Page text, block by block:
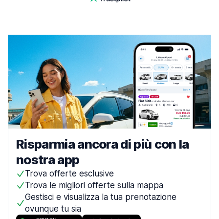
Risparmia ancora di più con la
nostra app
Trova offerte esclusive
Trova le migliori offerte sulla mappa
Gestisci e visualizza la tua prenotazione
ovunque tu sia